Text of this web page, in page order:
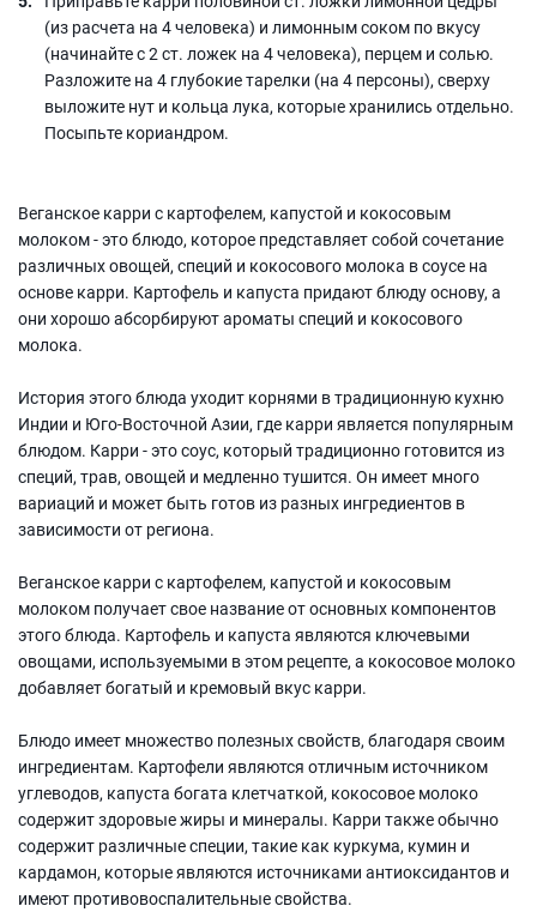
(из расчета на 4 человека) и лимонным соком по вкусу
(начинайте с 2 ст. ложек на 4 человека), перцем и солью.
Разложите на 4 глубокие тарелки (на 4 персоны), сверху
выложите нут и кольца лука, которые хранились отдельно.
Посыпьте кориандром.
Веганское карри с картофелем, капустой и кокосовым
молоком - это блюдо, которое представляет собой сочетание
различных овощей, специй и кокосового молока в соусе на
основе карри. Картофель и капуста придают блюду основу, а
они хорошо абсорбируют ароматы специй и кокосового
молока.
История этого блюда уходит корнями в традиционную кухню
Индии и Юго-Восточной Азии, где карри является популярным
блюдом. Карри - это соус, который традиционно готовится из
специй, трав, овощей и медленно тушится. Он имеет много
вариаций и может быть готов из разных ингредиентов в
зависимости от региона.
Веганское карри с картофелем, капустой и кокосовым
молоком получает свое название от основных компонентов
этого блюда. Картофель и капуста являются ключевыми
овощами, используемыми в этом рецепте, а кокосовое молоко
добавляет богатый и кремовый вкус карри.
Блюдо имеет множество полезных свойств, благодаря своим
ингредиентам. Картофели являются отличным источником
углеводов, капуста богата клетчаткой, кокосовое молоко
содержит здоровые жиры и минералы. Карри также обычно
содержит различные специи, такие как куркума, кумин и
кардамон, которые являются источниками антиоксидантов и
имеют противовоспалительные свойства.